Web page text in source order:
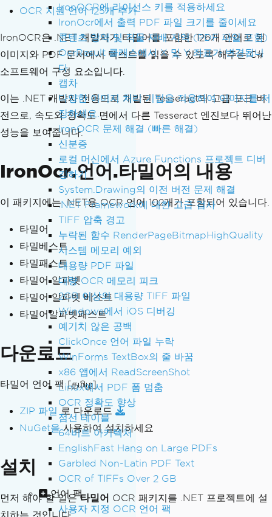
IronOCR에 라이선스 키를 적용하세요
IronOcr에서 출력 PDF 파일 크기를 줄이세요
콘텐츠 영역 및 작물 재배 지역 (PDF 파일 포함)
OcrResult 클래스에서 X 및 Y 좌표가 변경됩니
다.
캡차
다양한 이미지 처리 기법을 적용하여 이미지를 저
장하세요.
IronOCR 문제 해결 (빠른 해결)
신분증
로컬 머신에서 Azure Functions 프로젝트 디버
깅하기
System.Drawing의 이전 버전 문제 해결
.NET Framework에 대한 고급 검사
TIFF 압축 경고
누락된 함수 RenderPageBitmapHighQuality
시스템 메모리 예외
대용량 PDF 파일
대량 OCR 메모리 피크
2GB 이상의 대용량 TIFF 파일
Windows에서 iOS 디버깅
예기치 않은 공백
ClickOnce 언어 파일 누락
WinForms TextBox의 줄 바꿈
x86 앱에서 ReadScreenShot
Linux에서 PDF 폼 멈춤
OCR 정확도 향상
점선 테이블
64비트 아키텍처
EnglishFast Hang on Large PDFs
Garbled Non-Latin PDF Text
OCR of TIFFs Over 2 GB
언어 팩
사용자 지정 OCR 언어 팩
OCR 지원 언어 125개 추가
IronOCR은 .NET 개발자가 타밀어를 포함한 126개 언어로 된
이미지와 PDF 문서에서 텍스트를 읽을 수 있도록 해주는 C#
소프트웨어 구성 요소입니다.
이는 .NET 개발자 전용으로 개발된 Tesseract의 고급 포크 버
전으로, 속도와 정확도 면에서 다른 Tesseract 엔진보다 뛰어난
성능을 보여줍니다.
IronOcr.언어.타밀어의 내용
이 패키지에는 .NET용 OCR 언어 102개가 포함되어 있습니다.
타밀어
타밀베스트
타밀패스트
타밀어 알파벳
타밀어 알파벳 베스트
타밀어알파벳패스트
다운로드
타밀어 언어 팩[தமிழ]
ZIP 파일 로 다운로드
NuGet을사용하여 설치하세요
설치
먼저 해야 할 일은타밀어 OCR 패키지를 .NET 프로젝트에 설
치하는 것입니다.